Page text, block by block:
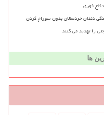
فوری
دندان خردسالان بدون سوراخ کردن
ها